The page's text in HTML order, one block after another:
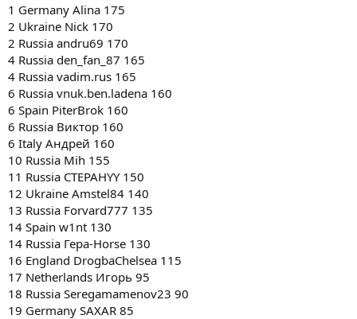
1 Germany Alina 175
2 Ukraine Nick 170
2 Russia andru69 170
4 Russia den_fan_87 165
4 Russia vadim.rus 165
6 Russia vnuk.ben.ladena 160
6 Spain PiterBrok 160
6 Russia Виктор 160
6 Italy Андрей 160
10 Russia Mih 155
11 Russia CTEPAHYY 150
12 Ukraine Amstel84 140
13 Russia Forvard777 135
14 Spain w1nt 130
14 Russia Гера-Horse 130
16 England DrogbaChelsea 115
17 Netherlands Игорь 95
18 Russia Seregamamenov23 90
19 Germany SAXAR 85